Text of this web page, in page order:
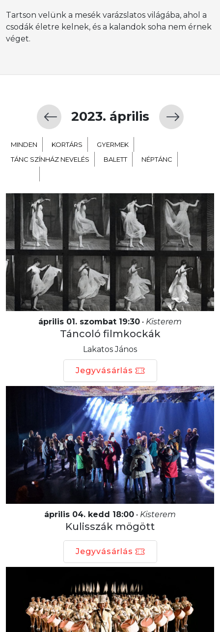
Tartson velünk a mesék varázslatos világába, ahol a
csodák életre kelnek, és a kalandok soha nem érnek
véget.
2023. április
MINDEN KORTÁRS
GYERMEK
TÁNC SZÍNHÁZ NEVELÉS
BALETT
NÉPTÁNC
április 01. szombat 19:30 • Kisterem
Táncoló filmkockák
Lakatos János
Jegyvásárlás
április 04. kedd 18:00 • Kisterem
Kulisszák mögött
Jegyvásárlás